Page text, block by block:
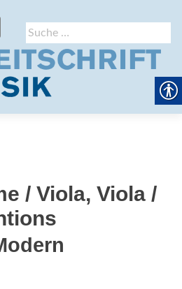
Suche
nach:
NAVIGATION
/ Viola, Viola /